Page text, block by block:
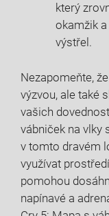
který
okamžik
výstřel.
Nezapomeňte,
výzvou, ale také
vašich
vábniček na vlky
v tomto dravém
využívat
pomohou
napínavé a